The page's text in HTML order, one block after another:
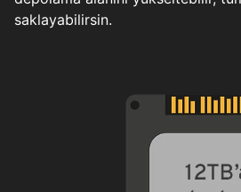
saklayabilirsin.